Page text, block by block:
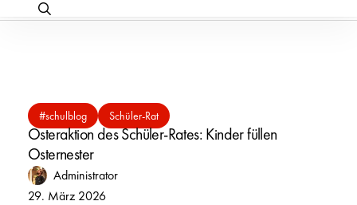
Osteraktion
des
Schüler-
Rates:
Kinder
#schulblog Schüler-Rat
Osteraktion des Schüler-Rates: Kinder füllen
Osternester
Administrator
29. März 2026